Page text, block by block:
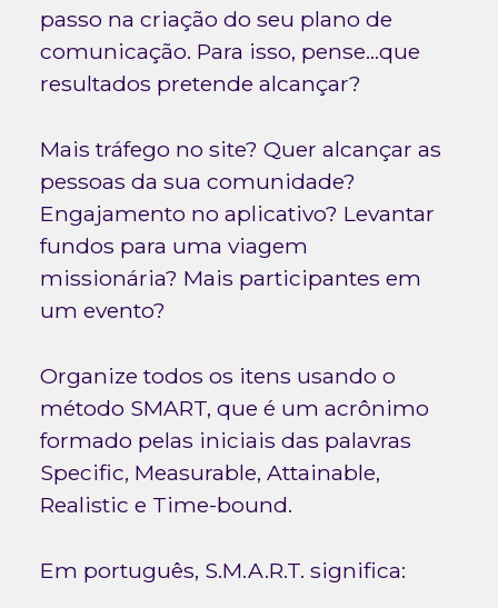
passo na criação do seu plano de
comunicação. Para isso, pense...que
resultados pretende alcançar?
Mais tráfego no site? Quer alcançar as
pessoas da sua comunidade?
Engajamento no aplicativo? Levantar
fundos para uma viagem
missionária? Mais participantes em
um evento?
Organize todos os itens usando o
método SMART, que é um acrônimo
formado pelas iniciais das palavras
Specific, Measurable, Attainable,
Realistic e Time-bound.
Em português, S.M.A.R.T. significa: